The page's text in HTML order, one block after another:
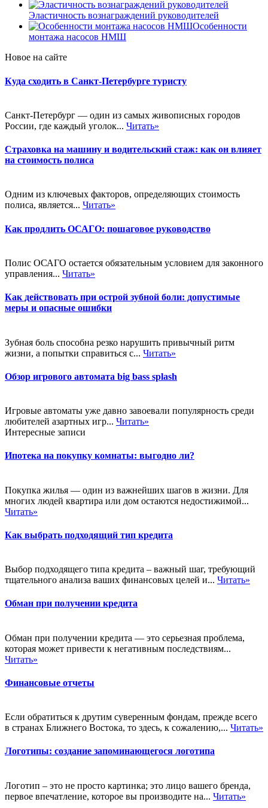
Эластичность вознаграждений руководителей
Особенности
монтажа насосов НМШ
Новое на сайте
Куда сходить в Санкт-Петербурге туристу
Санкт-Петербург — один из самых живописных городов
России, где каждый уголок... Читать»
Страховка на машину и водительский стаж: как он влияет
на стоимость полиса
Одним из ключевых факторов, определяющих стоимость
полиса, является... Читать»
Как продлить ОСАГО: пошаговое руководство
Полис ОСАГО остается обязательным условием для законного
управления... Читать»
Как действовать при острой зубной боли: допустимые
меры и опасные ошибки
Зубная боль способна резко нарушить привычный ритм
жизни, а попытки справиться с... Читать»
Обзор игрового автомата big bass splash
Игровые автоматы уже давно завоевали популярность среди
любителей азартных игр... Читать»
Интересные записи
Ипотека на покупку комнаты: выгодно ли?
Покупка жилья — один из важнейших шагов в жизни. Для
многих людей квартира или дом остаются недостижимой...
Читать»
Как выбрать подходящий тип кредита
Выбор подходящего типа кредита – важный шаг, требующий
тщательного анализа ваших финансовых целей и... Читать»
Обман при получении кредита
Обман при получении кредита — это серьезная проблема,
которая может привести к негативным последствиям...
Читать»
Финансовые отчеты
Если обратиться к друтим суверенным фондам, прежде всего
в странах Ближнего Востока, то здесь, к сожалению,... Читать»
Логотипы: создание запоминающегося логотипа
Логотип – это не просто картинка; это лицо вашего бренда,
первое впечатление, которое вы производите на... Читать»